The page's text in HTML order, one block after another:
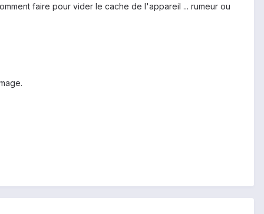
faire pour vider le cache de l'appareil ... rumeur ou